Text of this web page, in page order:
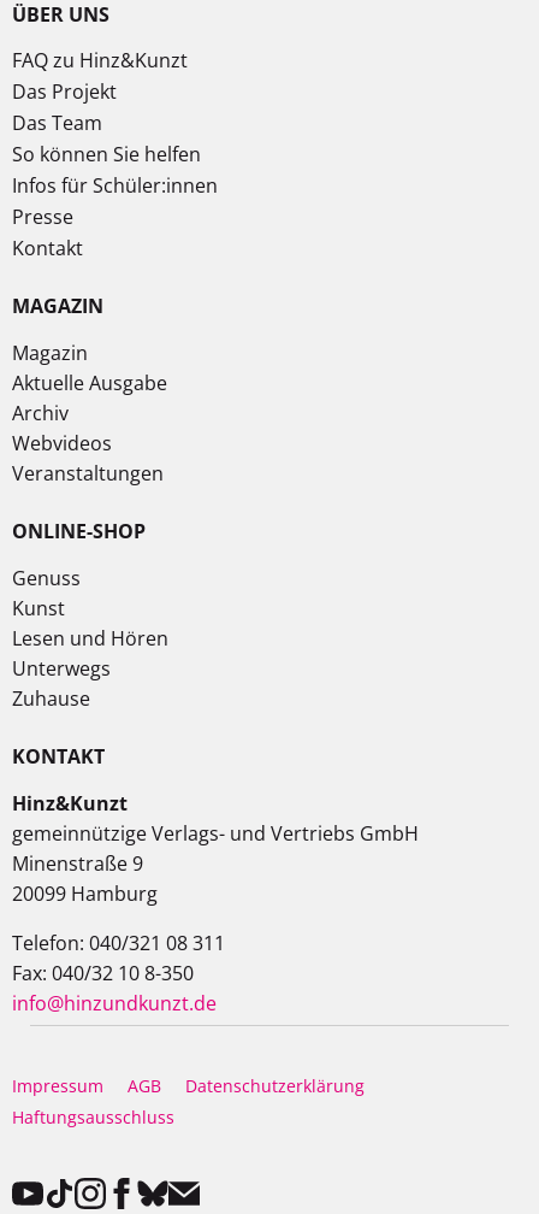
ÜBER UNS
FAQ zu Hinz&Kunzt
Das Projekt
Das Team
So können Sie helfen
Infos für Schüler:innen
Presse
Kontakt
MAGAZIN
Magazin
Aktuelle Ausgabe
Archiv
Webvideos
Veranstaltungen
ONLINE-SHOP
Genuss
Kunst
Lesen und Hören
Unterwegs
Zuhause
KONTAKT
Hinz&Kunzt
gemeinnützige Verlags- und Vertriebs GmbH
Minenstraße 9
20099 Hamburg
Telefon: 040/321 08 311
Fax: 040/32 10 8-350
info@hinzundkunzt.de
Impressum AGB
Datenschutzerklärung
Haftungsausschluss